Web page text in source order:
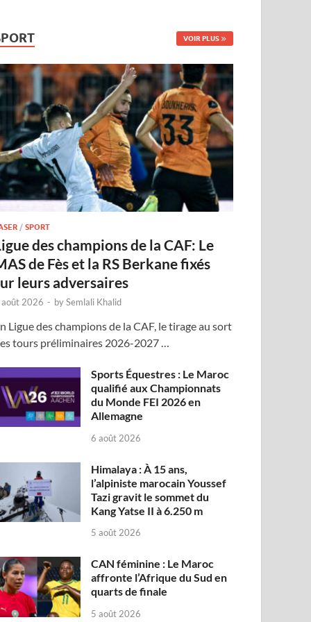
VOIR PLUS
/SPORT
des champions de la CAF: Le
de Fès et la RS Berkane fixés
leurs adversaires
2026 - bySemlali Khalid
Ligue des champions de la CAF, le tirage au sort
tours préliminaires 2026-2027 …
Sports Équestres : Le Maroc
qualifié aux Championnats
du Monde FEI 2026 en
Allemagne
6 août 2026
Himalaya : À 15 ans,
l’alpiniste marocain Youssef
Tazi gravit le sommet du
Kang Yatse II à 6.250 m
5 août 2026
CAN féminine : Le Maroc
affronte l’Afrique du Sud en
quarts de finale
5 août 2026